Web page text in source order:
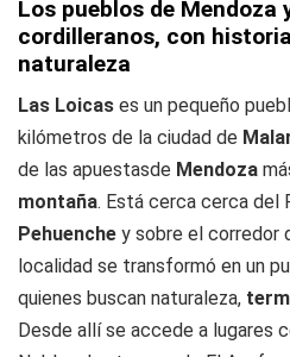
Los pueblos de Mendoza
cordilleranos, con
naturaleza
Las Loicas es un pequeño
kilómetros de la ciudad de
de las apuestasde Mendoza
montaña. Está cerca cerca del
Pehuenche y sobre el corredor
localidad se transformó en un
quienes buscan naturaleza,
Desde allí se accede a lugares